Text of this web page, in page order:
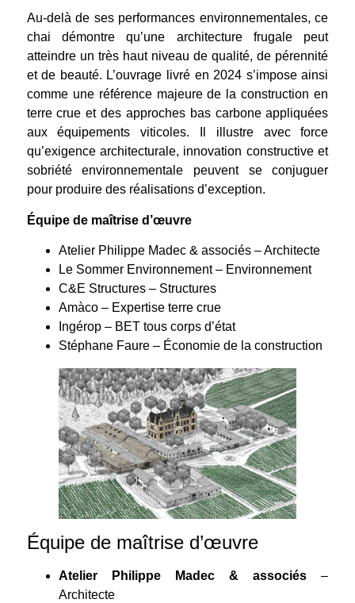
Au-delà de ses performances environnementales, ce
chai démontre qu’une architecture frugale peut
atteindre un très haut niveau de qualité, de pérennité
et de beauté. L’ouvrage livré en 2024 s’impose ainsi
comme une référence majeure de la construction en
terre crue et des approches bas carbone appliquées
aux équipements viticoles. Il illustre avec force
qu’exigence architecturale, innovation constructive et
sobriété environnementale peuvent se conjuguer
pour produire des réalisations d’exception.
Équipe de maîtrise d’œuvre
Atelier Philippe Madec & associés – Architecte
Le Sommer Environnement – Environnement
C&E Structures – Structures
Amàco – Expertise terre crue
Ingérop – BET tous corps d’état
Stéphane Faure – Économie de la construction
Équipe de maîtrise d’œuvre
Atelier Philippe Madec & associés –
Architecte